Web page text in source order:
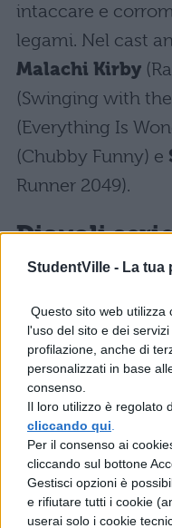
StudentVille - La tua
Questo sito web utilizza
l'uso del sito e dei
profilazione, anche di
personalizzati in base
consenso.
Il loro utilizzo è regolato
cliccando qui
Per il consenso ai
cliccando sul bottone
Gestisci opzioni è
e rifiutare tutti i cookie
userai solo i cookie
intaccare e
legami. Nel cast
Malachi Kirby
(Swinging with the
(Everything Is
(Chubby Funny) e
Runner 2049).
Diavoli
settembre: in
di girato tra
quindi non
della metà del
Hurran, anche
Michelini , che
un lavoro di
coinvolto lo